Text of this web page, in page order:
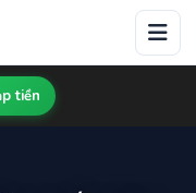
tiền